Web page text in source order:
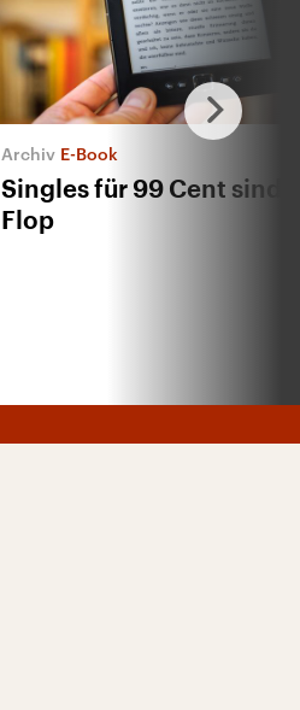
E-Book
Singles für 99 Cent sind
Flop